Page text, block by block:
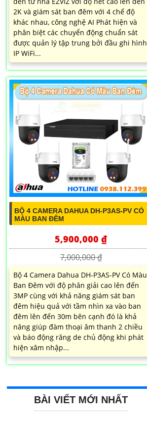
2K và giám sát ban đêm với 4 chế độ
khác nhau, công nghệ AI Phát hiện và
phân biệt các chuyển động chuẩn sát
được quản lý tập trung bởi đầu ghi hình
IP WiFi...
BỘ 4 CAMERA DAHUA DH-P3AS-PV CÓ
MÀU BAN ĐÊM
5,900,000 ₫
7,000,000 ₫
Bộ 4 Camera Dahua DH-P3AS-PV Có Màu
Ban Đêm với độ phân giải cao lên đến
3MP cùng với khả năng giám sát ban
đêm hiệu quả với tầm nhìn xa vào ban
đêm lên đến 30m bên cạnh đó là khả
năng giúp đàm thoại âm thanh 2 chiều
và báo động răng de chủ động khi phát
hiện xâm nhập...
BÀI VIẾT MỚI NHẤT